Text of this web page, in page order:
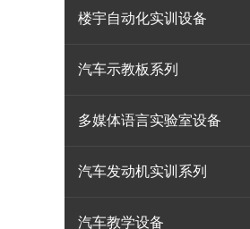
楼宇自动化实训设备
汽车示教板系列
多媒体语言实验室设备
汽车发动机实训系列
汽车教学设备